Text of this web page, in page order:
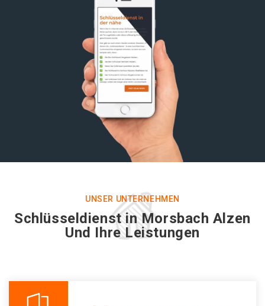
UNSER UNTERNEHMEN
Schlüsseldienst in Morsbach Alzen
Und Ihre Leistungen